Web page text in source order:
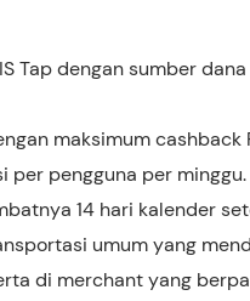
Tap dengan sumber
maksimum
per pengguna per minggu.
14 hari kalender
umum yang
di merchant yang